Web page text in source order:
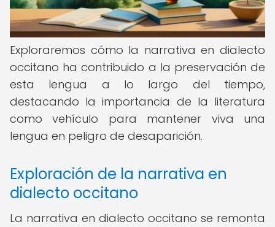
Exploraremos cómo la narrativa en dialecto
occitano ha contribuido a la preservación de
esta lengua a lo largo del tiempo,
destacando la importancia de la literatura
como vehículo para mantener viva una
lengua en peligro de desaparición.
Exploración de la narrativa en
dialecto occitano
La narrativa en dialecto occitano se remonta